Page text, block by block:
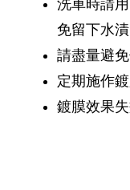
洗車時請
免留下水
請盡量避
定期施作
鍍膜效果